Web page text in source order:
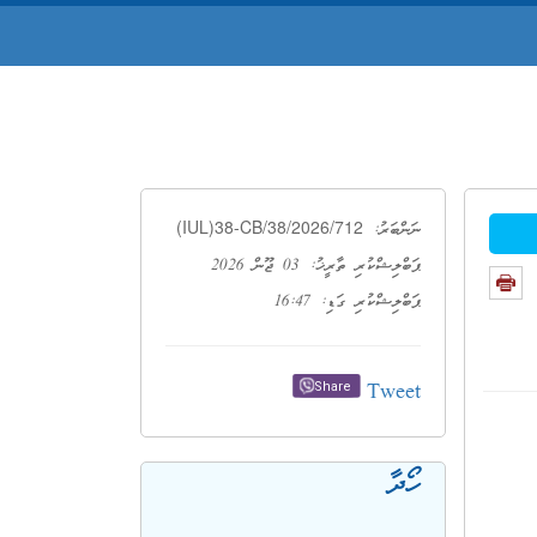
ނަންބަރު: (IUL)38-CB/38/2026/712
ޕަބްލިޝްކުރި ތާރީޚު: 03 ޖޫން 2026
ޕަބްލިޝްކުރި ގަޑި: 16:47
Tweet
Share
ހޯދާ